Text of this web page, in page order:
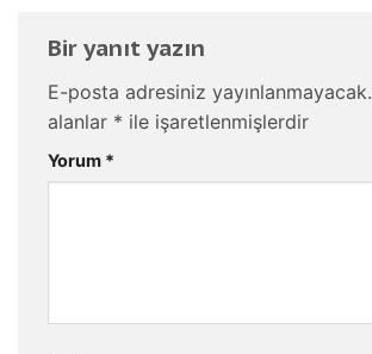
Bir yanıt yazın
E-posta adresiniz yayınlanmayacak.
alanlar * ile işaretlenmişlerdir
Yorum *